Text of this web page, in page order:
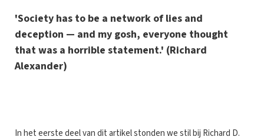
'Society has to be a network of lies and
deception — and my gosh, everyone thought
that was a horrible statement.' (Richard
Alexander)
In heteerste deelvan dit artikel stonden we stil bij Richard D.